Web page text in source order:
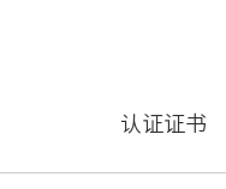
认证证书